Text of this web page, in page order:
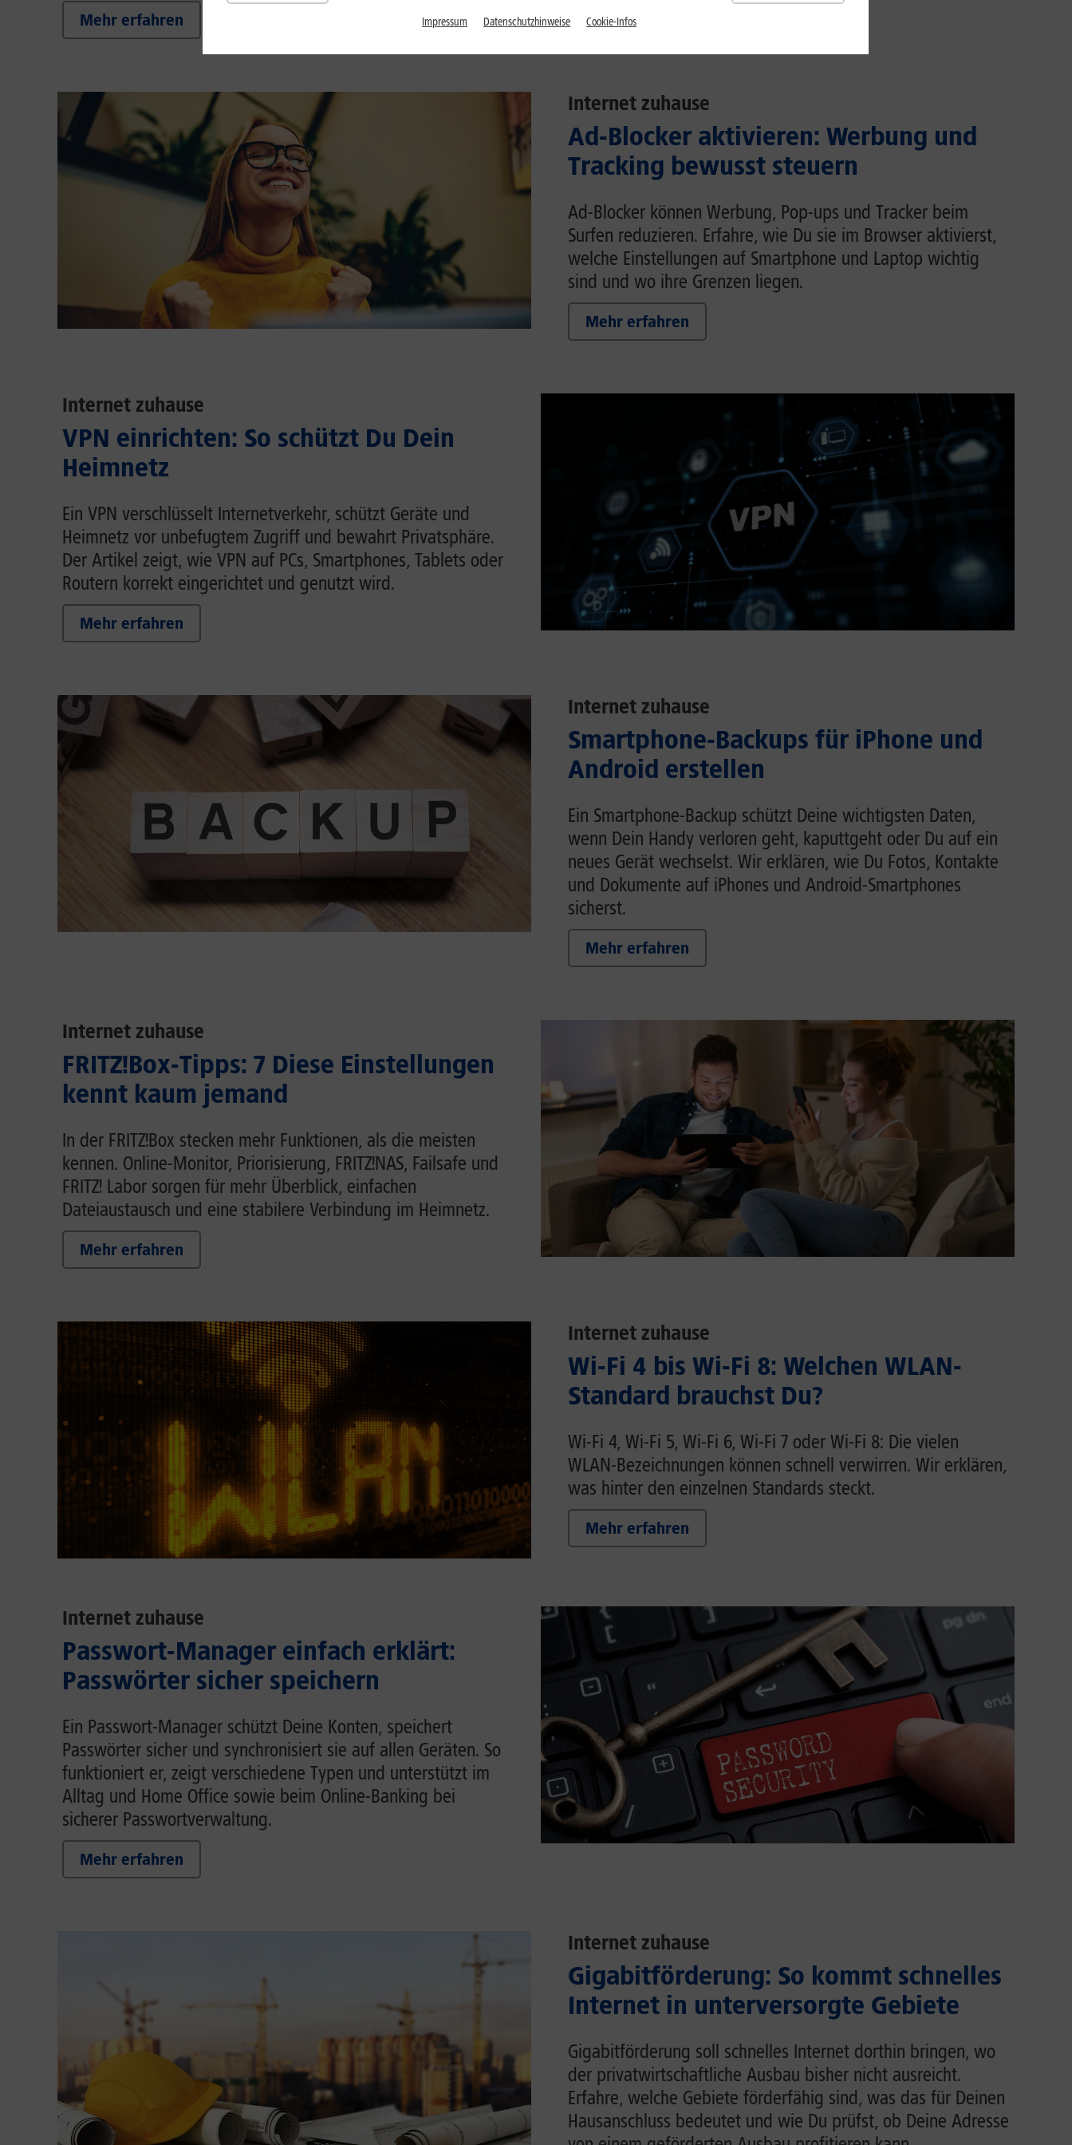
Mehr erfahren
Internet zuhause
Ad-Blocker aktivieren: Werbung und
Tracking bewusst steuern
Ad-Blocker können Werbung, Pop-ups und Tracker beim
Surfen reduzieren. Erfahre, wie Du sie im Browser aktivierst,
welche Einstellungen auf Smartphone und Laptop wichtig
sind und wo ihre Grenzen liegen.
Mehr erfahren
Internet zuhause
VPN einrichten: So schützt Du Dein
Heimnetz
Ein VPN verschlüsselt Internetverkehr, schützt Geräte und
Heimnetz vor unbefugtem Zugriff und bewahrt Privatsphäre.
Der Artikel zeigt, wie VPN auf PCs, Smartphones, Tablets oder
Routern korrekt eingerichtet und genutzt wird.
Mehr erfahren
Internet zuhause
Smartphone-Backups für iPhone und
Android erstellen
Ein Smartphone-Backup schützt Deine wichtigsten Daten,
wenn Dein Handy verloren geht, kaputtgeht oder Du auf ein
neues Gerät wechselst. Wir erklären, wie Du Fotos, Kontakte
und Dokumente auf iPhones und Android-Smartphones
sicherst.
Mehr erfahren
Internet zuhause
FRITZ!Box-Tipps: 7 Diese Einstellungen
kennt kaum jemand
In der FRITZ!Box stecken mehr Funktionen, als die meisten
kennen. Online-Monitor, Priorisierung, FRITZ!NAS, Failsafe und
FRITZ! Labor sorgen für mehr Überblick, einfachen
Dateiaustausch und eine stabilere Verbindung im Heimnetz.
Mehr erfahren
Internet zuhause
Wi-Fi 4 bis Wi-Fi 8: Welchen WLAN-
Standard brauchst Du?
Wi-Fi 4, Wi-Fi 5, Wi-Fi 6, Wi-Fi 7 oder Wi-Fi 8: Die vielen
WLAN-Bezeichnungen können schnell verwirren. Wir erklären,
was hinter den einzelnen Standards steckt.
Mehr erfahren
Internet zuhause
Passwort-Manager einfach erklärt:
Passwörter sicher speichern
Ein Passwort-Manager schützt Deine Konten, speichert
Passwörter sicher und synchronisiert sie auf allen Geräten. So
funktioniert er, zeigt verschiedene Typen und unterstützt im
Alltag und Home Office sowie beim Online-Banking bei
sicherer Passwortverwaltung.
Mehr erfahren
Internet zuhause
Gigabitförderung: So kommt schnelles
Internet in unterversorgte Gebiete
Gigabitförderung soll schnelles Internet dorthin bringen, wo
der privatwirtschaftliche Ausbau bisher nicht ausreicht.
Erfahre, welche Gebiete förderfähig sind, was das für Deinen
Hausanschluss bedeutet und wie Du prüfst, ob Deine Adresse
Impressum Datenschutzhinweise Cookie-Infos